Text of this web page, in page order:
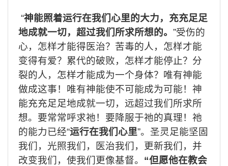
“神能照着运行在我们心里的大力，充充足足
地成就一切，超过我们所求所想的。 ”受伤的
心，怎样才能得医治？苦毒的人，怎样才能
变得有爱？累代的破败，怎样才能停止？分
裂的人，怎样才能成为一个身体？唯有神能
做成这事！唯有神能使不可能成为可能！神
能充充足足地成就一切，远超过我们所求所
想。要常常呼求祂！要降服于祂的真理！祂
的能力已经“运行在我们心里”。圣灵足能坚固
我们，光照我们，医治我们，更新我们，并
改变我们，使我们更像基督。 “但愿他在教会